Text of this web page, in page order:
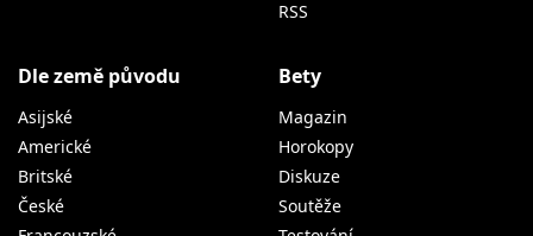
RSS
Dle země původu
Asijské
Americké
Britské
České
Bety
Magazin
Horokopy
Diskuze
Soutěže